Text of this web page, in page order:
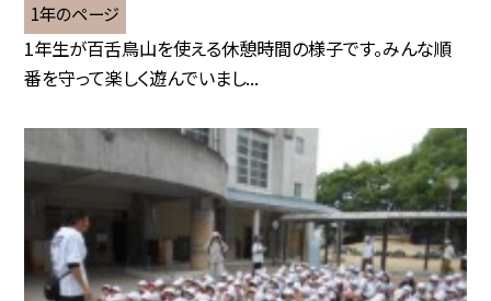
1年のページ
1年生が百舌鳥山を使える休憩時間の様子です。みんな順
番を守って楽しく遊んでいまし...